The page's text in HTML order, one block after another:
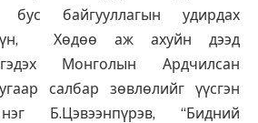
байгууллагын удирдах
Хөдөө аж ахуйн дээд
Монголын Ардчилсан
салбар зөвлөлийг үүсгэн
Б.Цэвээнпүрэв, “Бидний